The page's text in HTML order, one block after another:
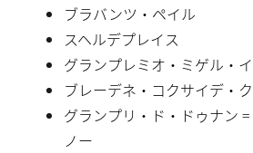
ブラバンツ・ペイル
スヘルデプレイス
グランプレミオ・ミゲル・
ブレーデネ・コクサイデ・
グランプリ・ド・ドゥナン
ノー